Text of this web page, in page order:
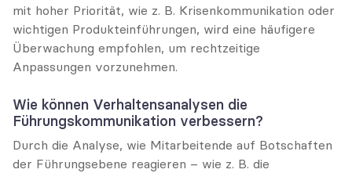
mit hoher Priorität, wie z. B. Krisenkommunikation oder
wichtigen Produkteinführungen, wird eine häufigere
Überwachung empfohlen, um rechtzeitige
Anpassungen vorzunehmen.
Wie können Verhaltensanalysen die
Führungskommunikation verbessern?
Durch die Analyse, wie Mitarbeitende auf Botschaften
der Führungsebene reagieren – wie z. B. die